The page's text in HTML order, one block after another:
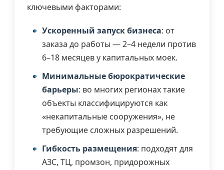
ключевыми факторами:
Ускоренный запуск бизнеса: от
заказа до работы — 2–4 недели против
6–18 месяцев у капитальных моек.
Минимальные бюрократические
барьеры: во многих регионах такие
объекты классифицируются как
«некапитальные сооружения», не
требующие сложных разрешений.
Гибкость размещения: подходят для
АЗС, ТЦ, промзон, придорожных